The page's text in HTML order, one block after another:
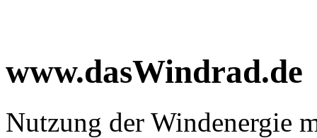
www.dasWindrad.de
Nutzung der Windenergie